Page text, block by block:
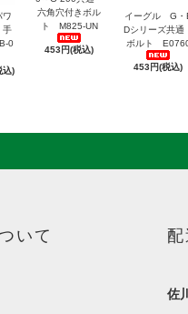
手
0
込)
六角穴付きボル
ト M825-UN
453円(税込)
イーグル G・
Dシリーズ共通
ボルト
453円(税込)
いて 配
佐